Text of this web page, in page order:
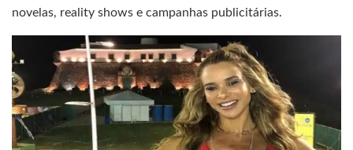
novelas, reality shows e campanhas publicitárias.